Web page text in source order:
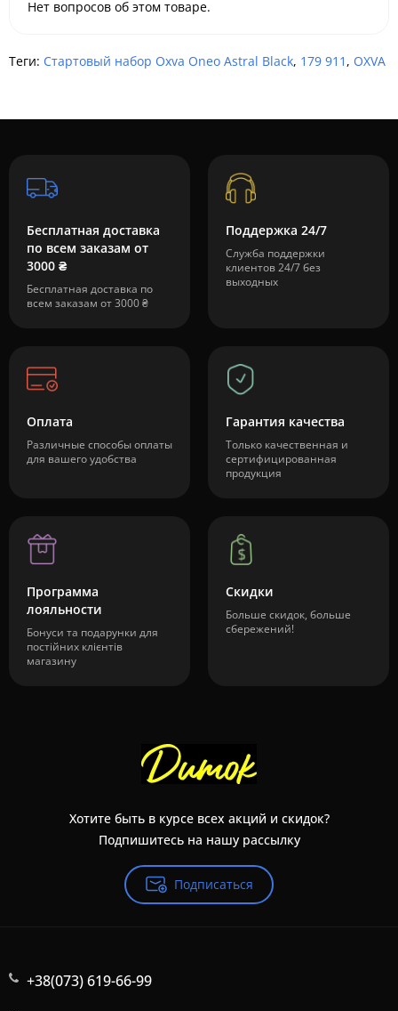
Нет вопросов об этом товаре.
Теги: Стартовый набор Oxva Oneo Astral Black, 179 911 , OXVA
Бесплатная доставка
по всем заказам от
3000 ₴
Бесплатная доставка по
всем заказам от 3000 ₴
Поддержка 24/7
Служба поддержки
клиентов 24/7 без
выходных
Оплата
Различные способы оплаты
для вашего удобства
Гарантия качества
Только качественная и
сертифицированная
продукция
Программа
лояльности
Бонуси та подарунки для
постійних клієнтів
магазину
Скидки
Больше скидок, больше
сбережений!
Хотите быть в курсе всех акций и скидок?
Подпишитесь на нашу рассылку
Подписаться
+38(073) 619-66-99